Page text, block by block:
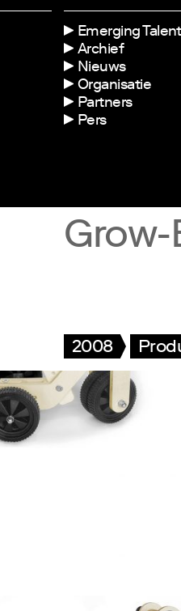
Emerging
Archief
Nieuws
Organisatie
Partners
Pers
Grow-
2008